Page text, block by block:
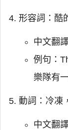
形容詞：酷
中文翻
例句：
樂隊有
動詞：冷凍
中文翻